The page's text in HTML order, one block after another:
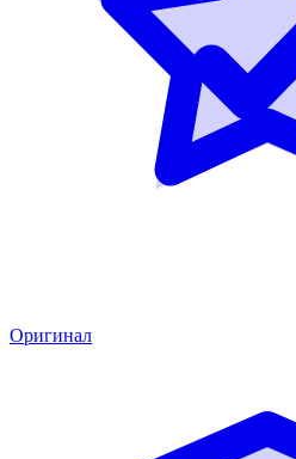
Оригинал